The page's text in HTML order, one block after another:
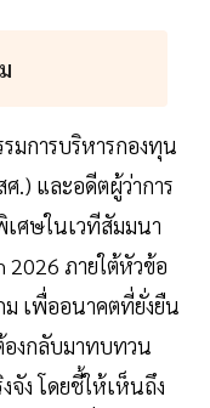
มการบริหารกองทุน
.) และอดีตผู้ว่าการ
ศษในเวทีสัมมนา
2026 ภายใต้หัวข้อ
ม เพื่ออนาคตที่ยั่งยืน
งกลับมาทบทวน
จัง โดยชี้ให้เห็นถึง